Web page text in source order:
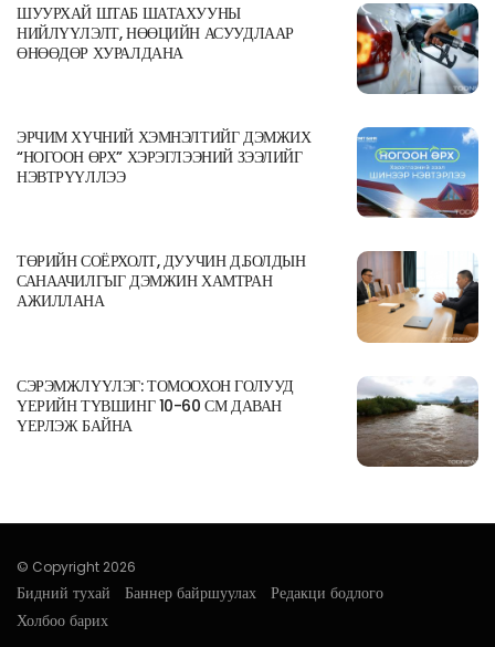
ШУУРХАЙ ШТАБ ШАТАХУУНЫ
НИЙЛҮҮЛЭЛТ, НӨӨЦИЙН АСУУДЛААР
ӨНӨӨДӨР ХУРАЛДАНА
ЭРЧИМ ХҮЧНИЙ ХЭМНЭЛТИЙГ ДЭМЖИХ
“НОГООН ӨРХ” ХЭРЭГЛЭЭНИЙ ЗЭЭЛИЙГ
НЭВТРҮҮЛЛЭЭ
ТӨРИЙН СОЁРХОЛТ, ДУУЧИН Д.БОЛДЫН
САНААЧИЛГЫГ ДЭМЖИН ХАМТРАН
АЖИЛЛАНА
СЭРЭМЖЛҮҮЛЭГ: ТОМООХОН ГОЛУУД
ҮЕРИЙН ТҮВШИНГ 10-60 СМ ДАВАН
ҮЕРЛЭЖ БАЙНА
© Copyright 2026
Бидний тухай Баннер байршуулах
Редакци бодлого
Холбоо барих